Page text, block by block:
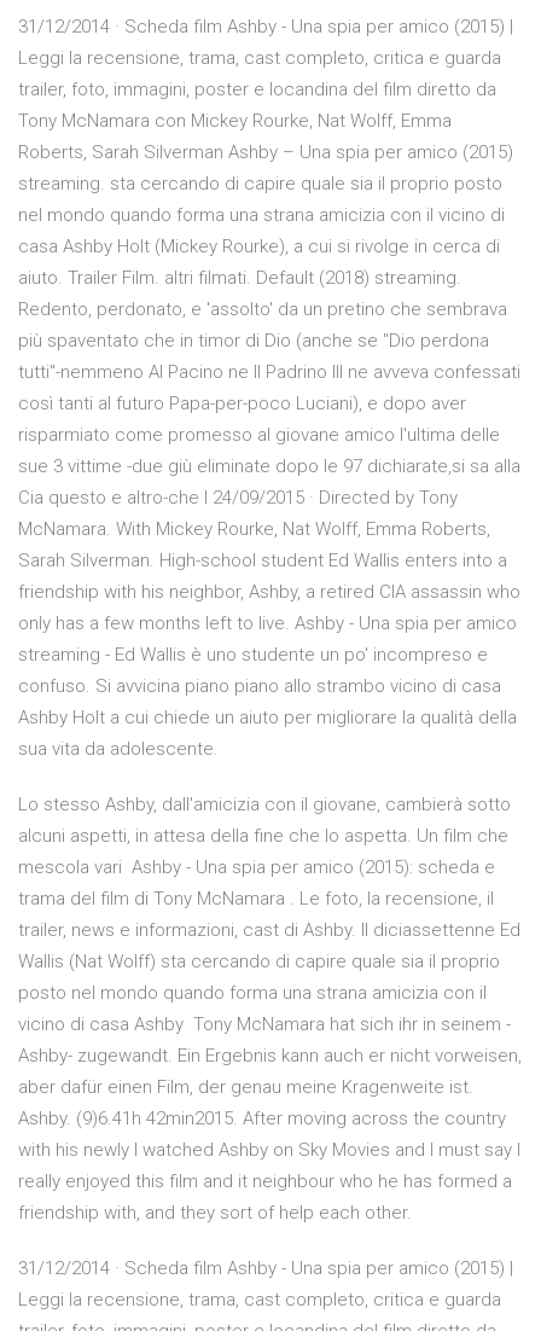
31/12/2014 · Scheda film Ashby - Una spia per amico (2015) |
Leggi la recensione, trama, cast completo, critica e guarda
trailer, foto, immagini, poster e locandina del film diretto da
Tony McNamara con Mickey Rourke, Nat Wolff, Emma
Roberts, Sarah Silverman Ashby – Una spia per amico (2015)
streaming. sta cercando di capire quale sia il proprio posto
nel mondo quando forma una strana amicizia con il vicino di
casa Ashby Holt (Mickey Rourke), a cui si rivolge in cerca di
aiuto. Trailer Film. altri filmati. Default (2018) streaming.
Redento, perdonato, e 'assolto' da un pretino che sembrava
più spaventato che in timor di Dio (anche se "Dio perdona
tutti"-nemmeno Al Pacino ne Il Padrino III ne avveva confessati
così tanti al futuro Papa-per-poco Luciani), e dopo aver
risparmiato come promesso al giovane amico l'ultima delle
sue 3 vittime -due giù eliminate dopo le 97 dichiarate,si sa alla
Cia questo e altro-che l 24/09/2015 · Directed by Tony
McNamara. With Mickey Rourke, Nat Wolff, Emma Roberts,
Sarah Silverman. High-school student Ed Wallis enters into a
friendship with his neighbor, Ashby, a retired CIA assassin who
only has a few months left to live. Ashby - Una spia per amico
streaming - Ed Wallis è uno studente un po' incompreso e
confuso. Si avvicina piano piano allo strambo vicino di casa
Ashby Holt a cui chiede un aiuto per migliorare la qualità della
sua vita da adolescente.
Lo stesso Ashby, dall'amicizia con il giovane, cambierà sotto
alcuni aspetti, in attesa della fine che lo aspetta. Un film che
mescola vari Ashby - Una spia per amico (2015): scheda e
trama del film di Tony McNamara . Le foto, la recensione, il
trailer, news e informazioni, cast di Ashby. Il diciassettenne Ed
Wallis (Nat Wolff) sta cercando di capire quale sia il proprio
posto nel mondo quando forma una strana amicizia con il
vicino di casa Ashby Tony McNamara hat sich ihr in seinem -
Ashby- zugewandt. Ein Ergebnis kann auch er nicht vorweisen,
aber dafür einen Film, der genau meine Kragenweite ist.
Ashby. (9)6.41h 42min2015. After moving across the country
with his newly I watched Ashby on Sky Movies and I must say I
really enjoyed this film and it neighbour who he has formed a
friendship with, and they sort of help each other.
31/12/2014 · Scheda film Ashby - Una spia per amico (2015) |
Leggi la recensione, trama, cast completo, critica e guarda